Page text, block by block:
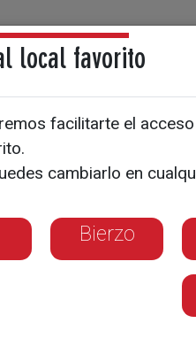
Directos Noticias
El público
los juicios
España
Una de las
Valladolid este
local favorito
facilitarte el
cambiarlo en
Bierzo